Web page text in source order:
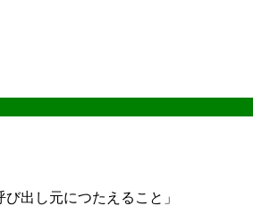
出し元につたえること」